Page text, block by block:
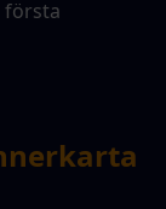
första